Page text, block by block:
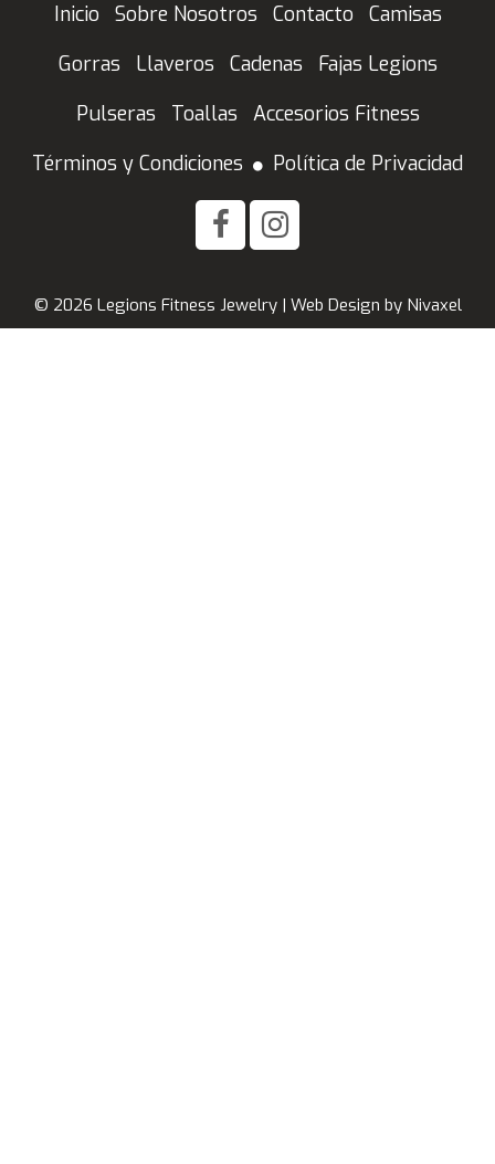
Inicio Sobre Nosotros Contacto
Camisas
Gorras
Llaveros Cadenas
Fajas Legions
Pulseras
Toallas
Accesorios Fitness
Términos y Condiciones
Política de Privacidad
© 2026 Legions Fitness Jewelry | Web Design by Nivaxel